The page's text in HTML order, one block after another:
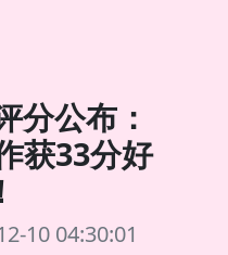
分公布：
获33分好
10 04:30:01